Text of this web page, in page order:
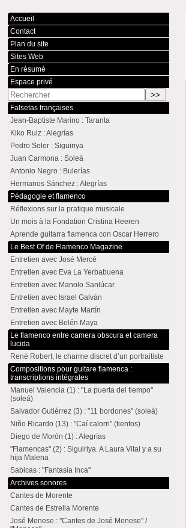
Accueil
Contact
Plan du site
Sites Web
En résumé
Espace privé
Falsetas françaises
Jean-Baptiste Marino : Taranta
Kiko Ruiz : Alegrías
Pedro Soler : Siguiriya
Juan Carmona : Soleá
Antonio Negro : Bulerías
Hermanos Sánchez : Alegrías
Pédagogie et flamenco
Réflexions sur la pratique musicale
Un mois à la Fondation Cristina Heeren
Aprende guitarra flamenca con Oscar Herrero
Le Best Of de Flamenco Magazine
Entretien avec José Mercé
Entretien avec Eva La Yerbabuena
Entretien avec Manolo Sanlúcar
Entretien avec Israel Galván
Entretien avec Mayte Martín
Entretien avec Belén Maya
Le flamenco entre camera obscura et camera
lucida
René Robert, le charme discret d’un portraitiste
Compositions pour guitare flamenca :
transcriptions intégrales
Manuel Valencia (1) : "La puerta del tiempo"
(soleá)
Salvador Gutiérrez (3) : "11 bordones" (soleá)
Niño Ricardo (13) : "Caí calorri" (tientos)
Diego de Morón (1) : Alegrías
"Flamencas" (2) : Siguiriya. A Laura Vital y a su
hija Malena
Sabicas : "Fantasia Inca"
Archives sonores
Cantes de Morente
Cantes de Estrella Morente
José Menese : "Cantes de José Menese" /